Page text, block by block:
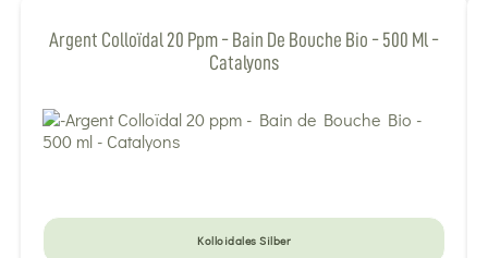
Argent Colloïdal 20 Ppm - Bain De Bouche Bio - 500 Ml -
Catalyons
Kolloidales Silber